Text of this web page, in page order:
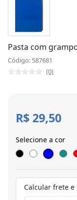
Pasta com
Código: 587681
(0)
R$ 29,50
Selecione a cor
Calcular frete